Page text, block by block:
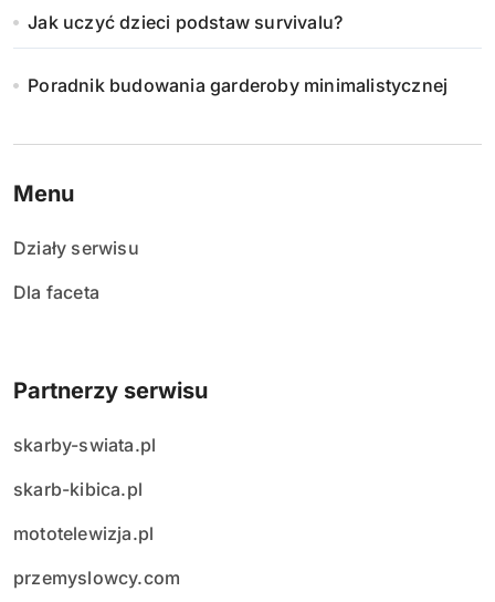
Jak uczyć dzieci podstaw survivalu?
Poradnik budowania garderoby minimalistycznej
Menu
Działy serwisu
Dla faceta
Partnerzy serwisu
skarby-swiata.pl
skarb-kibica.pl
mototelewizja.pl
przemyslowcy.com